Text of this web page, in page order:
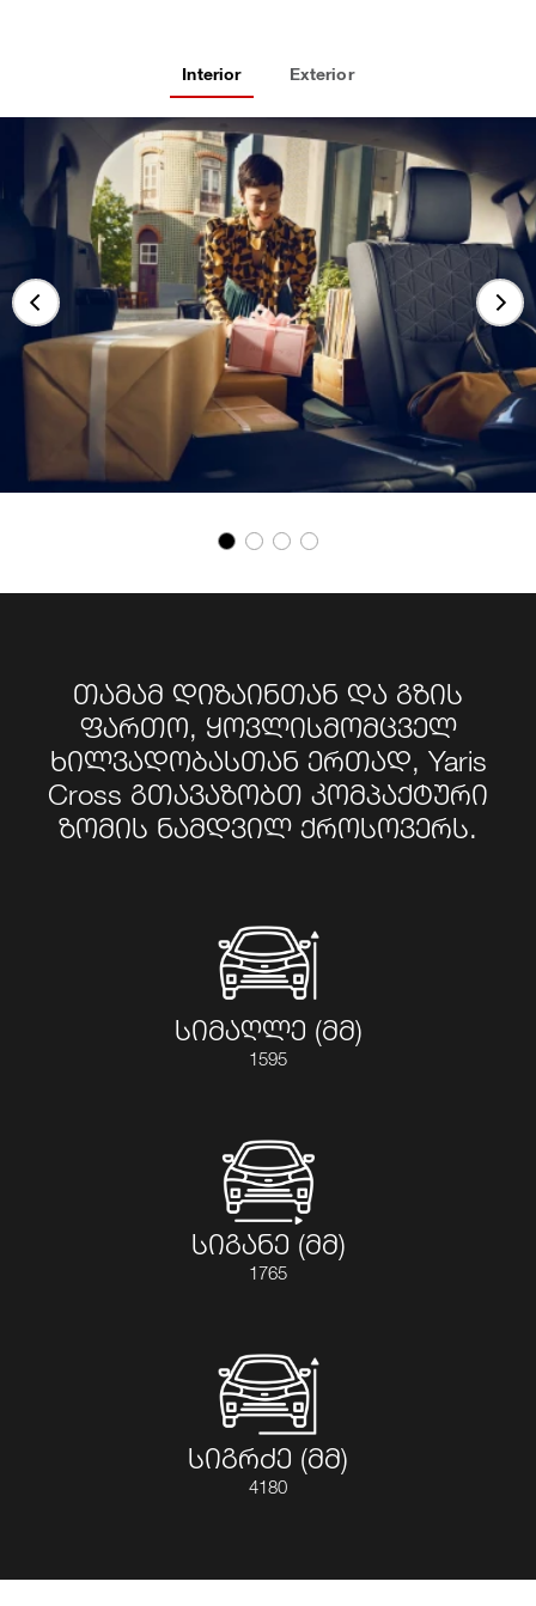
Interior Exterior
თამამ დიზაინთან და გზის
ფართო, ყოვლისმომცველ
ხილვადობასთან ერთად, Yaris
Cross გთავაზობთ კომპაქტური
ზომის ნამდვილ ქროსოვერს.
სიმაღლე (მმ)
1595
სიგანე (მმ)
1765
სიგრძე (მმ)
4180